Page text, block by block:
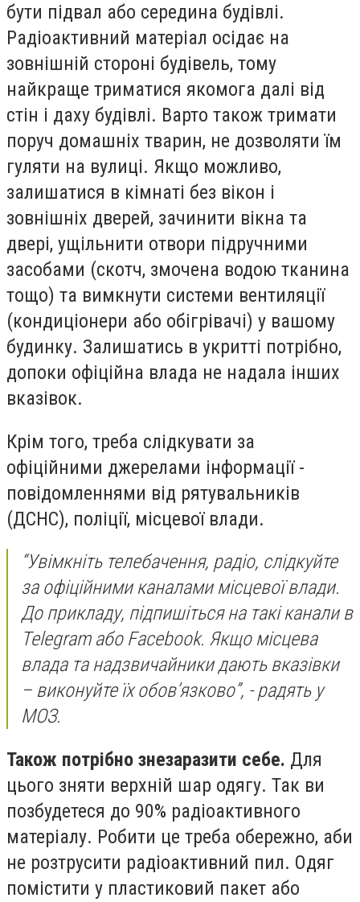
бути підвал або середина будівлі.
Радіоактивний матеріал осідає на
зовнішній стороні будівель, тому
найкраще триматися якомога далі від
стін і даху будівлі. Варто також тримати
поруч домашніх тварин, не дозволяти їм
гуляти на вулиці. Якщо можливо,
залишатися в кімнаті без вікон і
зовнішніх дверей, зачинити вікна та
двері, ущільнити отвори підручними
засобами (скотч, змочена водою тканина
тощо) та вимкнути системи вентиляції
(кондиціонери або обігрівачі) у вашому
будинку. Залишатись в укритті потрібно,
допоки офіційна влада не надала інших
вказівок.
Крім того, треба слідкувати за
офіційними джерелами інформації -
повідомленнями від рятувальників
(ДСНС), поліції, місцевої влади.
“Увімкніть телебачення, радіо, слідкуйте
за офіційними каналами місцевої влади.
До прикладу, підпишіться на такі канали в
Telegram або Facebook. Якщо місцева
влада та надзвичайники дають вказівки
– виконуйте їх обов’язково”, - радять у
МОЗ.
Також потрібно знезаразити себе. Для
цього зняти верхній шар одягу. Так ви
позбудетеся до 90% радіоактивного
матеріалу. Робити це треба обережно, аби
не розтрусити радіоактивний пил. Одяг
помістити у пластиковий пакет або